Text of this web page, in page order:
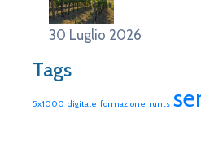
30 Luglio 2026
Tags
5x1000 digitale formazione runts